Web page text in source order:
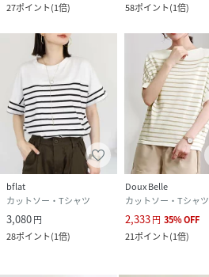
27ポイント(1倍)
58ポイント(1倍)
bflat
カットソー・Tシャツ
3,080円
28ポイント(1倍)
Doux Belle
カットソー・Tシャツ
2,333円 35%OFF
21ポイント(1倍)